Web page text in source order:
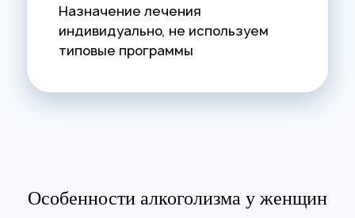
Назначение лечения
индивидуально, не используем
типовые программы
Особенности алкоголизма у женщин